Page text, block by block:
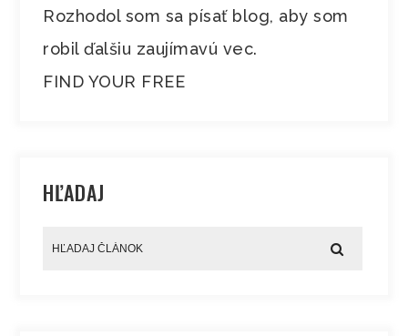
Rozhodol som sa písať blog, aby som
robil ďalšiu zaujímavú vec.
FIND YOUR FREE
HĽADAJ